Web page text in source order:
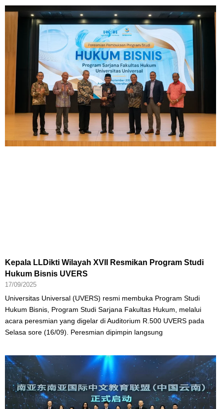
Kepala LLDikti Wilayah XVII Resmikan Program Studi
Hukum Bisnis UVERS
17/09/2025
Universitas Universal (UVERS) resmi membuka Program Studi
Hukum Bisnis, Program Studi Sarjana Fakultas Hukum, melalui
acara peresmian yang digelar di Auditorium R.500 UVERS pada
Selasa sore (16/09). Peresmian dipimpin langsung